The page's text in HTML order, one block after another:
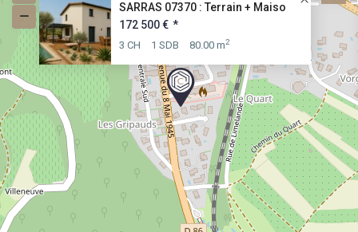
SARRAS 07370 : Terrain + Maiso
172 500 € *
3 CH 1 SDB 80.00 m2